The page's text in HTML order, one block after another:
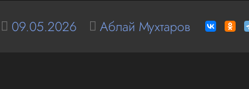
09.05.2026 Аблай Мухтаров